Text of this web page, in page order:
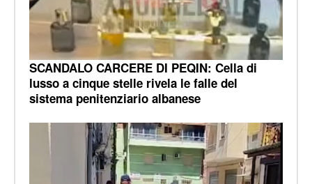
SCANDALO CARCERE DI PEQIN: Cella di
lusso a cinque stelle rivela le falle del
sistema penitenziario albanese